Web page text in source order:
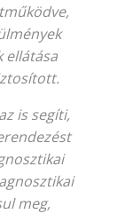
ellátása
is segíti,
meg,